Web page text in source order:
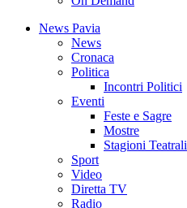
News Pavia
News
Cronaca
Politica
Incontri Politici
Eventi
Feste e Sagre
Mostre
Stagioni Teatrali
Sport
Video
Diretta TV
Radio